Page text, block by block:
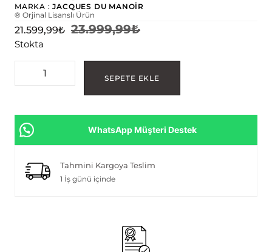
MARKA :JACQUES DU MANOİR
® Orjinal Lisanslı Ürün
23.999,99₺
21.599,99₺
Stokta
SEPETE EKLE
WhatsApp Müşteri Destek
Tahmini Kargoya Teslim
1 İş günü içinde